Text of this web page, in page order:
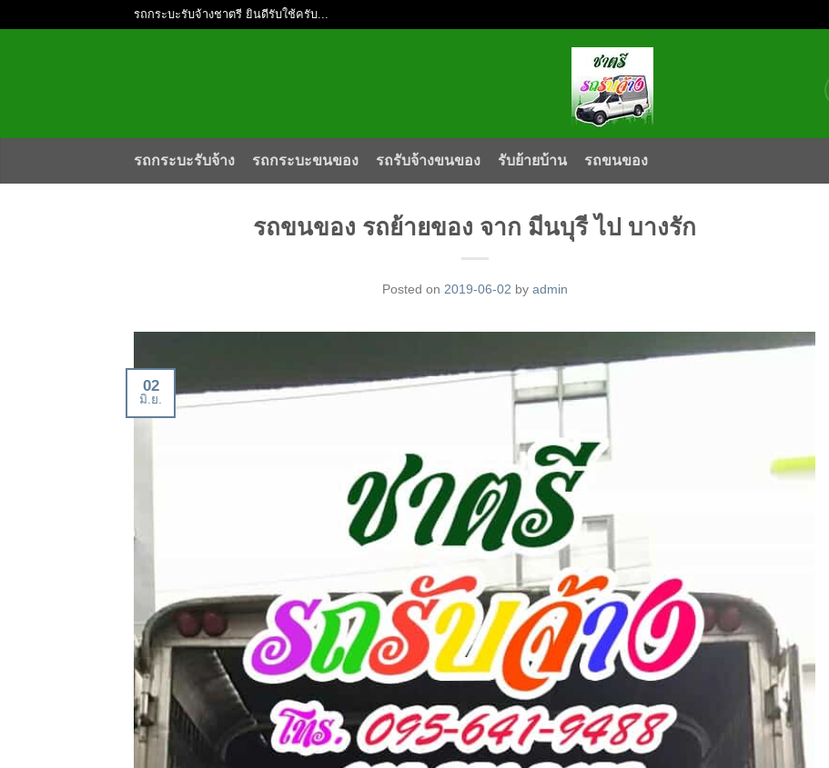
รถกระบะรับจ้างชาตรี ยินดีรับใช้ครับ...
รถกระบะรับจ้าง รถกระบะขนของ รถรับจ้างขนของ รับย้ายบ้าน รถขนของ
รถขนของ รถย้ายของ จาก มีนบุรี ไป บางรัก
Posted on 2019-06-02 by admin
02
มิ.ย.